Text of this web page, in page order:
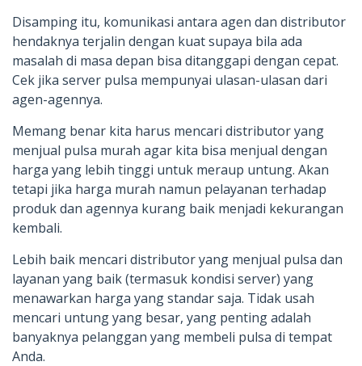
Disamping itu, komunikasi antara agen dan distributor
hendaknya terjalin dengan kuat supaya bila ada
masalah di masa depan bisa ditanggapi dengan cepat.
Cek jika server pulsa mempunyai ulasan-ulasan dari
agen-agennya.
Memang benar kita harus mencari distributor yang
menjual pulsa murah agar kita bisa menjual dengan
harga yang lebih tinggi untuk meraup untung. Akan
tetapi jika harga murah namun pelayanan terhadap
produk dan agennya kurang baik menjadi kekurangan
kembali.
Lebih baik mencari distributor yang menjual pulsa dan
layanan yang baik (termasuk kondisi server) yang
menawarkan harga yang standar saja. Tidak usah
mencari untung yang besar, yang penting adalah
banyaknya pelanggan yang membeli pulsa di tempat
Anda.